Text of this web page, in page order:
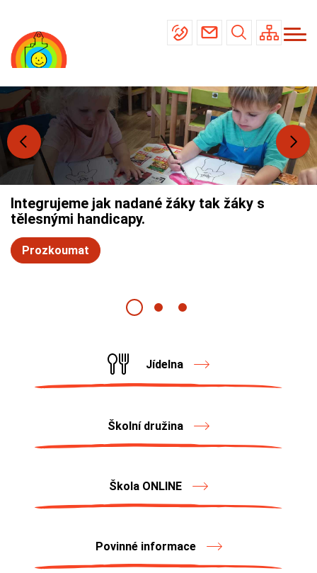
hlavnímu
obsahu
navigace
Mateřská škola
Úřední deska
Kontakty
Integrujeme jak nadané žáky tak žáky s
tělesnými handicapy.
Prozkoumat
Jídelna
Školní družina
Škola ONLINE
Povinné informace